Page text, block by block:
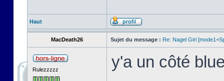
Haut
MacDeath26 Sujet du message : Re: Nagel Girl
Rulezzzzz y'a un côté